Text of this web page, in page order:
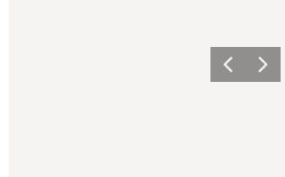
ForrigeNæste